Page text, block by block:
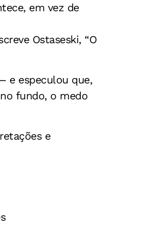
em vez de
Ostaseski, “O
e especulou que,
fundo, o medo
e